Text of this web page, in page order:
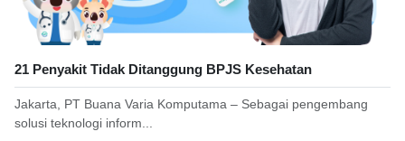
21 Penyakit Tidak Ditanggung BPJS Kesehatan
Jakarta, PT Buana Varia Komputama – Sebagai pengembang
solusi teknologi inform...